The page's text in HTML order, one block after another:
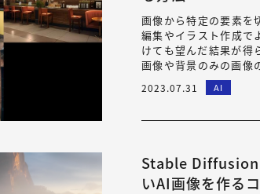
画像から特定の要素を
編集やイラスト作成で
けても望んだ結果が得
画像や背景のみの画
みの画像生成の過程を
2023.07.31 AI
Stable Diffusion
いAI画像を作る